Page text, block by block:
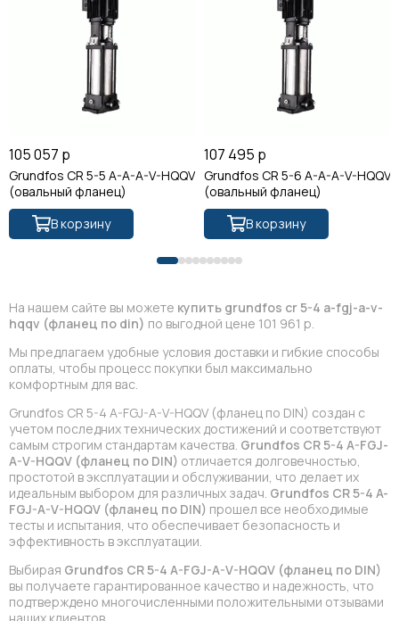
105 057 р
Grundfos CR 5-5 A-A-A-V-HQQV
(овальный фланец)
В корзину
107 495 р
Grundfos CR 5-6 A-A-A-V-HQQV
(овальный фланец)
В корзину
На нашем сайте вы можете купить grundfos cr 5-4 a-fgj-a-v-
hqqv (фланец по din) по выгодной цене 101 961 р.
Мы предлагаем удобные условия доставки и гибкие способы
оплаты, чтобы процесс покупки был максимально
комфортным для вас.
Grundfos CR 5-4 A-FGJ-A-V-HQQV (фланец по DIN) создан с
учетом последних технических достижений и соответствуют
самым строгим стандартам качества. Grundfos CR 5-4 A-FGJ-
A-V-HQQV (фланец по DIN) отличается долговечностью,
простотой в эксплуатации и обслуживании, что делает их
идеальным выбором для различных задач. Grundfos CR 5-4 A-
FGJ-A-V-HQQV (фланец по DIN) прошел все необходимые
тесты и испытания, что обеспечивает безопасность и
эффективность в эксплуатации.
Выбирая Grundfos CR 5-4 A-FGJ-A-V-HQQV (фланец по DIN)
вы получаете гарантированное качество и надежность, что
подтверждено многочисленными положительными отзывами
наших клиентов.